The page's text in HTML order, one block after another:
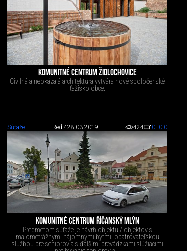
KOMUNITNÉ CENTRUM ŽIDLOCHOVICE
Civilná a neokázalá architektúra vytvára nové spoločenské
ťažisko obce.
Súťaže Red 428.03.2019 424 0+0-0
KOMUNITNÉ CENTRUM ŘÍČANSKÝ MLÝN
Predmetom súťaže je návrh objektu / objektov s
malometrážnymi nájomnými bytmi, opatrovateľskou
službou pre seniorov a s ďalšími prevádzkami slúžiacimi